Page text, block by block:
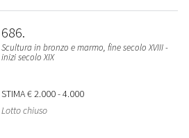
686
Scultura in bronzo e marmo, fine secolo XVIII -
inizi secolo XIX
STIMA€ 2.000 - 4.000
Lotto chiuso